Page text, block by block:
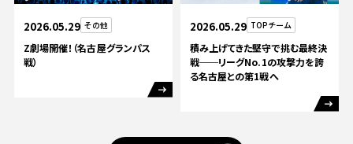
2026.05.29 その他
Z劇場開催！（名古屋グランパス
戦）
2026.05.29 TOPチーム
積み上げてきた堅守で挑む最終決
戦──リーグNo.1の攻撃力を誇
る名古屋との第1戦へ